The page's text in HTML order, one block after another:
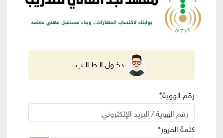
دخــول الــطــالــب
رقم الهوية*
كلمة المرور*